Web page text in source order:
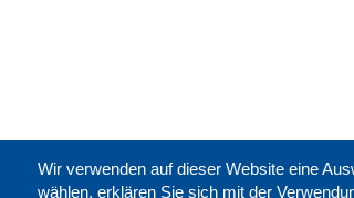
Wir verwenden auf dieser Website eine
wählen, erklären Sie sich mit der